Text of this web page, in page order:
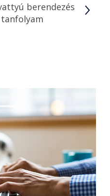
berendezés